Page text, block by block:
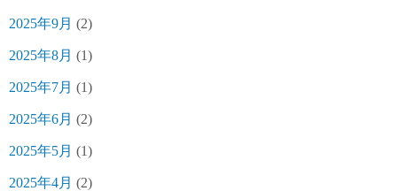
2025年9月 (2)
2025年8月 (1)
2025年7月 (1)
2025年6月 (2)
2025年5月 (1)
2025年4月 (2)